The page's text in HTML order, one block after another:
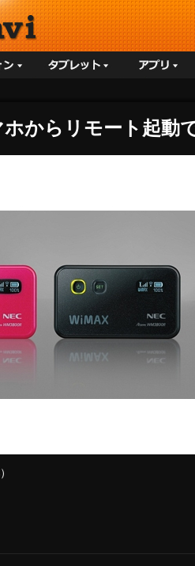
ホからリモート起動